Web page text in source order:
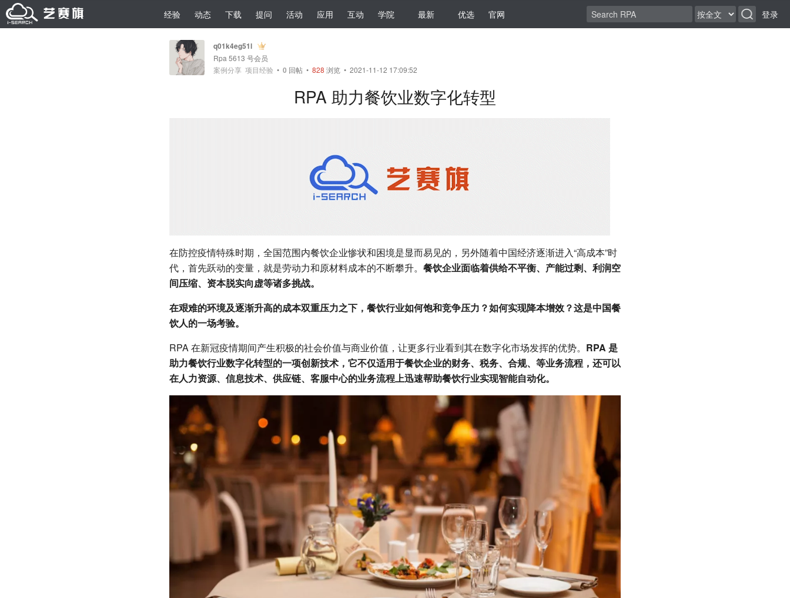
经验 动态 下载 提问 活动 应用 互动 学院 最新 优选 官网 登录
q01k4eg51l
Rpa 5613 号会员
案例分享 项目经验 • 0 回帖 • 828 浏览 • 2021-11-12 17:09:52
RPA 助力餐饮业数字化转型
在防控疫情特殊时期，全国范围内餐饮企业惨状和困境是显而易见的，另外随着中国经济逐渐进入“高成本”时
代，首先跃动的变量，就是劳动力和原材料成本的不断攀升。 餐饮企业面临着供给不平衡、产能过剩、利润空
间压缩、资本脱实向虚等诸多挑战。
在艰难的环境及逐渐升高的成本双重压力之下，餐饮行业如何饱和竞争压力？如何实现降本增效？这是中国餐
饮人的一场考验。
RPA 在新冠疫情期间产生积极的社会价值与商业价值，让更多行业看到其在数字化市场发挥的优势。 RPA 是
助力餐饮行业数字化转型的一项创新技术，它不仅适用于餐饮企业的财务、税务、合规、等业务流程，还可以
在人力资源、信息技术、供应链、客服中心的业务流程上迅速帮助餐饮行业实现智能自动化。